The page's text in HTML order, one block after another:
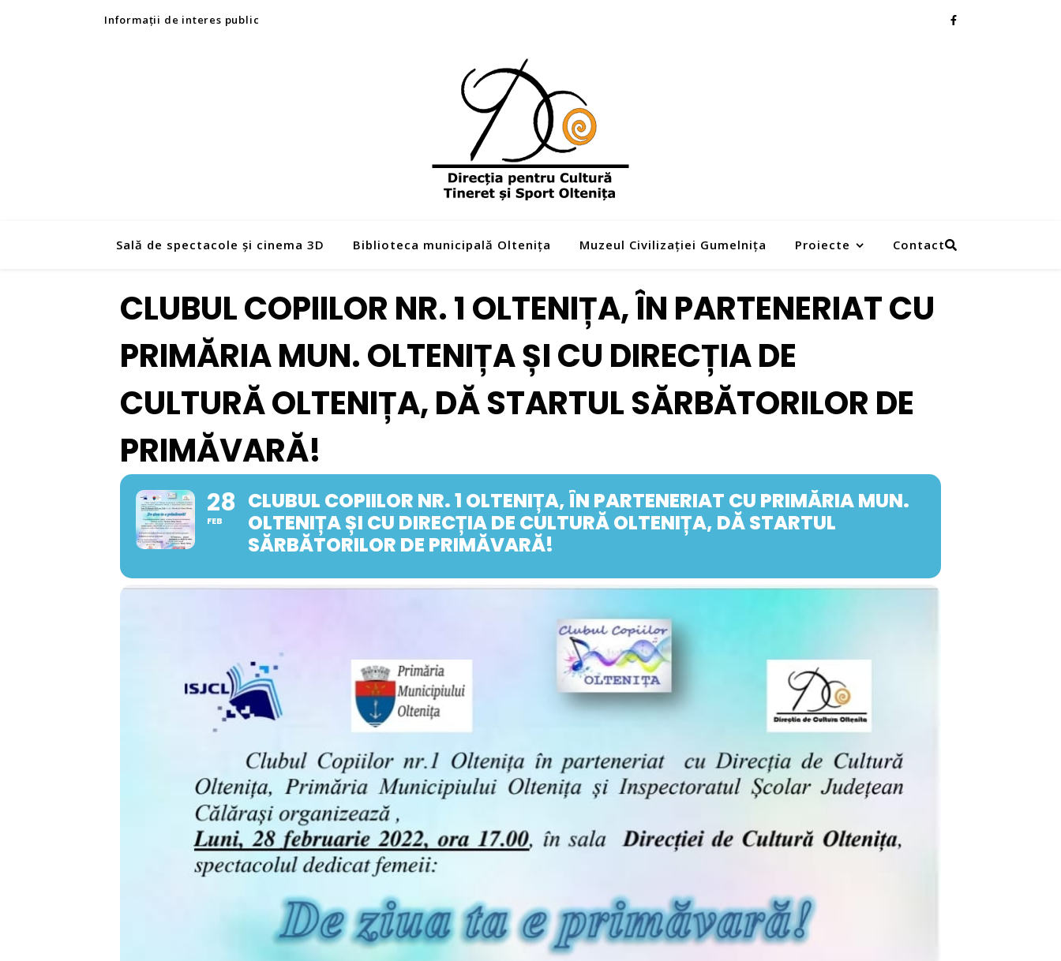
Informații de interes public
Sală de spectacole și cinema 3D Biblioteca municipală Oltenița Muzeul Civilizației Gumelnița Proiecte Contact
CLUBUL COPIILOR NR. 1 OLTENIȚA, ÎN PARTENERIAT CU
PRIMĂRIA MUN. OLTENIȚA ȘI CU DIRECȚIA DE
CULTURĂ OLTENIȚA, DĂ STARTUL SĂRBĂTORILOR DE
PRIMĂVARĂ!
28
FEB
CLUBUL COPIILOR NR. 1 OLTENIȚA, ÎN PARTENERIAT CU PRIMĂRIA MUN.
OLTENIȚA ȘI CU DIRECȚIA DE CULTURĂ OLTENIȚA, DĂ STARTUL
SĂRBĂTORILOR DE PRIMĂVARĂ!